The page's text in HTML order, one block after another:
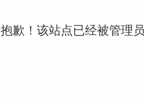
抱歉！该站点已经被管理